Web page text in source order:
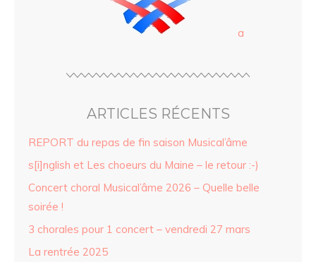
a
ARTICLES RÉCENTS
REPORT du repas de fin saison Musical’âme
s[i]nglish et Les choeurs du Maine – le retour :-)
Concert choral Musical’âme 2026 – Quelle belle
soirée !
3 chorales pour 1 concert – vendredi 27 mars
La rentrée 2025